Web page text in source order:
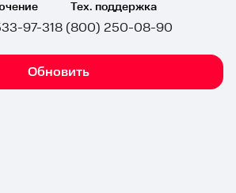
97-31
Тех. поддержка
8 (800) 250-08-90
Обновить